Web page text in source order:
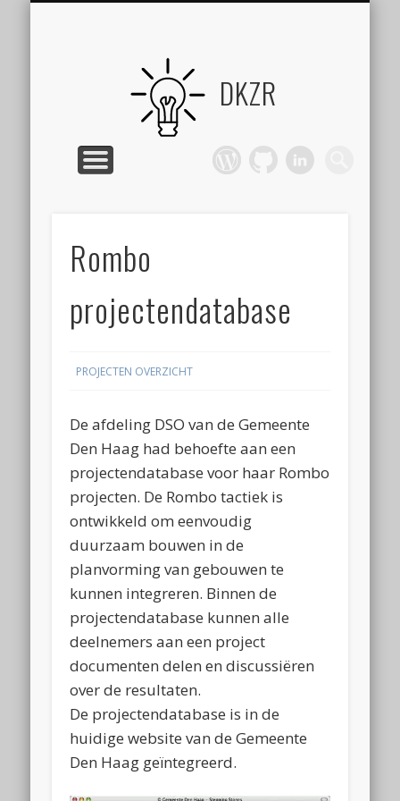
DKZR
Werkplek beschikbaar
Rombo
projectendatabase
PROJECTEN OVERZICHT
De afdeling DSO van de Gemeente
Den Haag had behoefte aan een
projectendatabase voor haar Rombo
projecten. De Rombo tactiek is
ontwikkeld om eenvoudig
duurzaam bouwen in de
planvorming van gebouwen te
kunnen integreren. Binnen de
projectendatabase kunnen alle
deelnemers aan een project
documenten delen en discussiëren
over de resultaten.
De projectendatabase is in de
huidige website van de Gemeente
Den Haag geïntegreerd.